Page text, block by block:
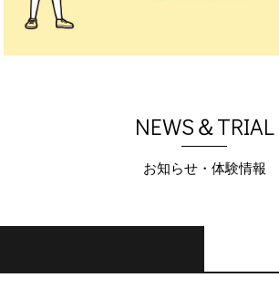
NEWS＆TRIAL
お知らせ・体験情報